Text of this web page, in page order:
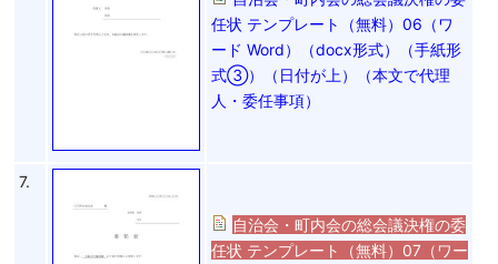
任状 テンプレート（無料）06（ワ
ード Word）（docx形式）（手紙形
式③）（日付が上）（本文で代理
人・委任事項）
7.
自治会・町内会の総会議決権の委
任状 テンプレート（無料）07（ワー